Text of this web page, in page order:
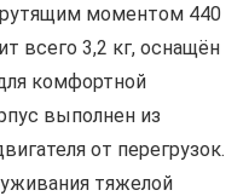
моментом 440
всего 3,2 кг, оснащён
комфортной
выполнен из
от перегрузок.
тяжелой